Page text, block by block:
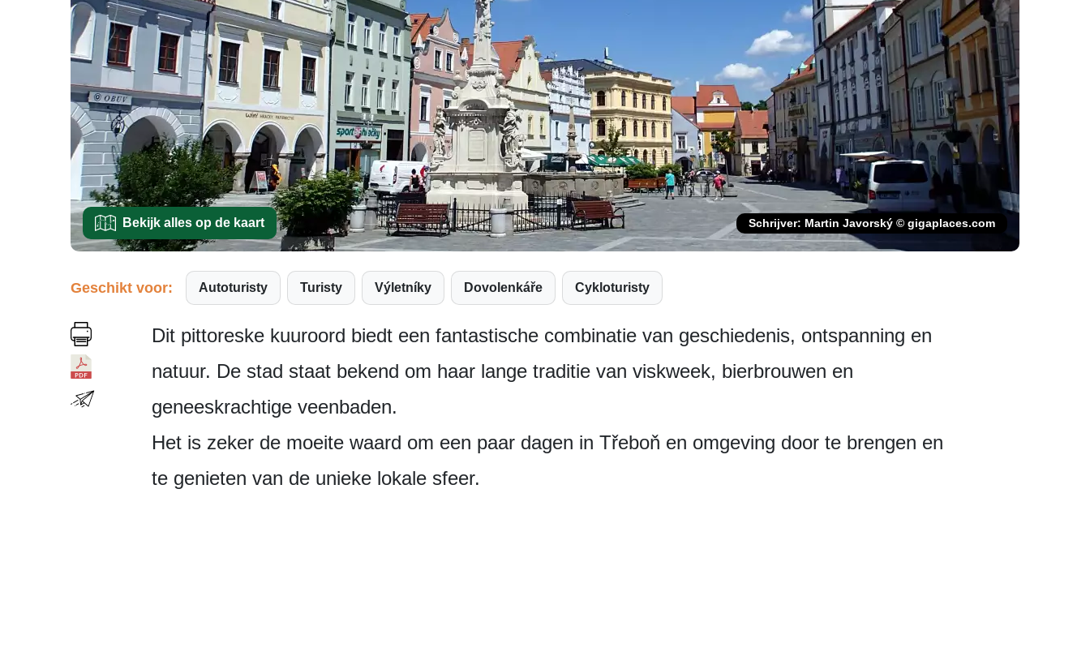
Bekijk alles op de kaart Schrijver: Martin Javorský © gigaplaces.com
Geschikt voor: Autoturisty Turisty Výletníky Dovolenkáře Cykloturisty
Dit pittoreske kuuroord biedt een fantastische combinatie van geschiedenis, ontspanning en
natuur. De stad staat bekend om haar lange traditie van viskweek, bierbrouwen en
geneeskrachtige veenbaden.
Het is zeker de moeite waard om een paar dagen in Třeboň en omgeving door te brengen en
te genieten van de unieke lokale sfeer.